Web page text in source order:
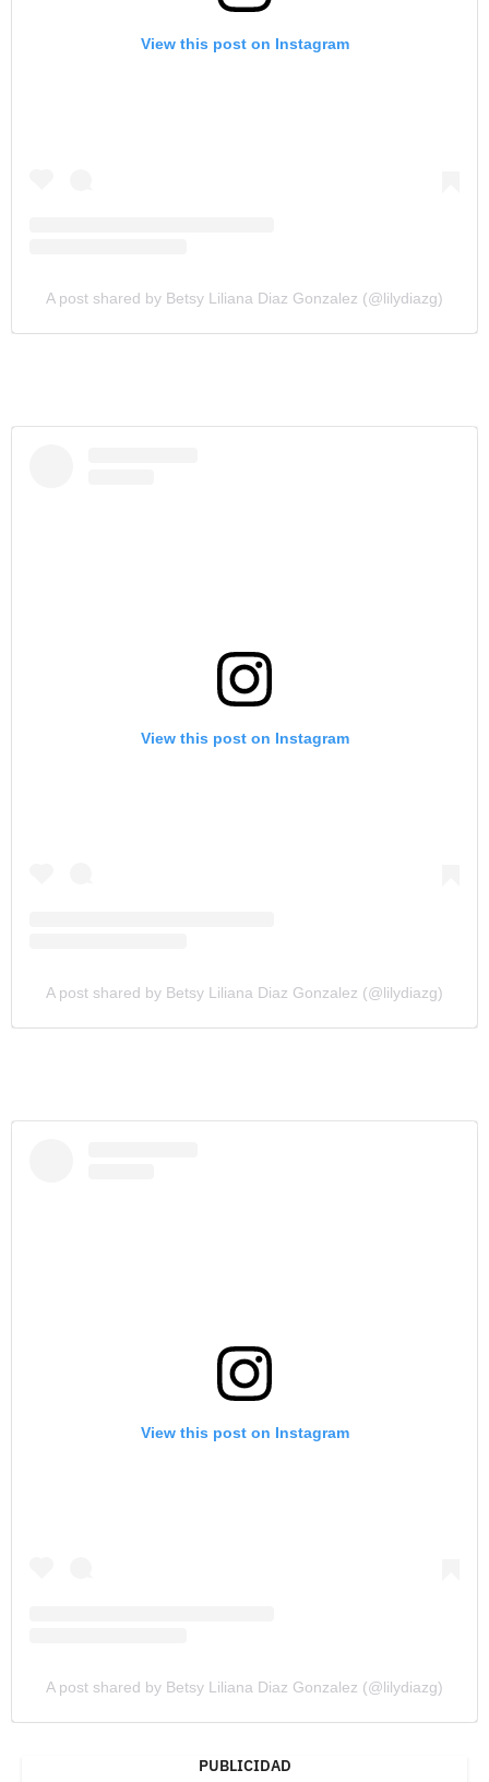
View this post on Instagram
A post shared by Betsy Liliana Diaz Gonzalez (@lilydiazg)
View this post on Instagram
A post shared by Betsy Liliana Diaz Gonzalez (@lilydiazg)
View this post on Instagram
A post shared by Betsy Liliana Diaz Gonzalez (@lilydiazg)
PUBLICIDAD